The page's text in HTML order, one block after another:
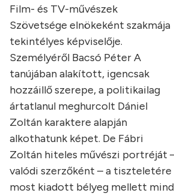
Film- és TV-művészek
Szövetsége elnökeként szakmája
tekintélyes képviselője.
Személyéről Bacsó Péter A
tanújában alakított, igencsak
hozzáillő szerepe, a politikailag
ártatlanul meghurcolt Dániel
Zoltán karaktere alapján
alkothatunk képet. De Fábri
Zoltán hiteles művészi portréját
valódi szerzőként – a tiszteletére
most kiadott bélyeg mellett